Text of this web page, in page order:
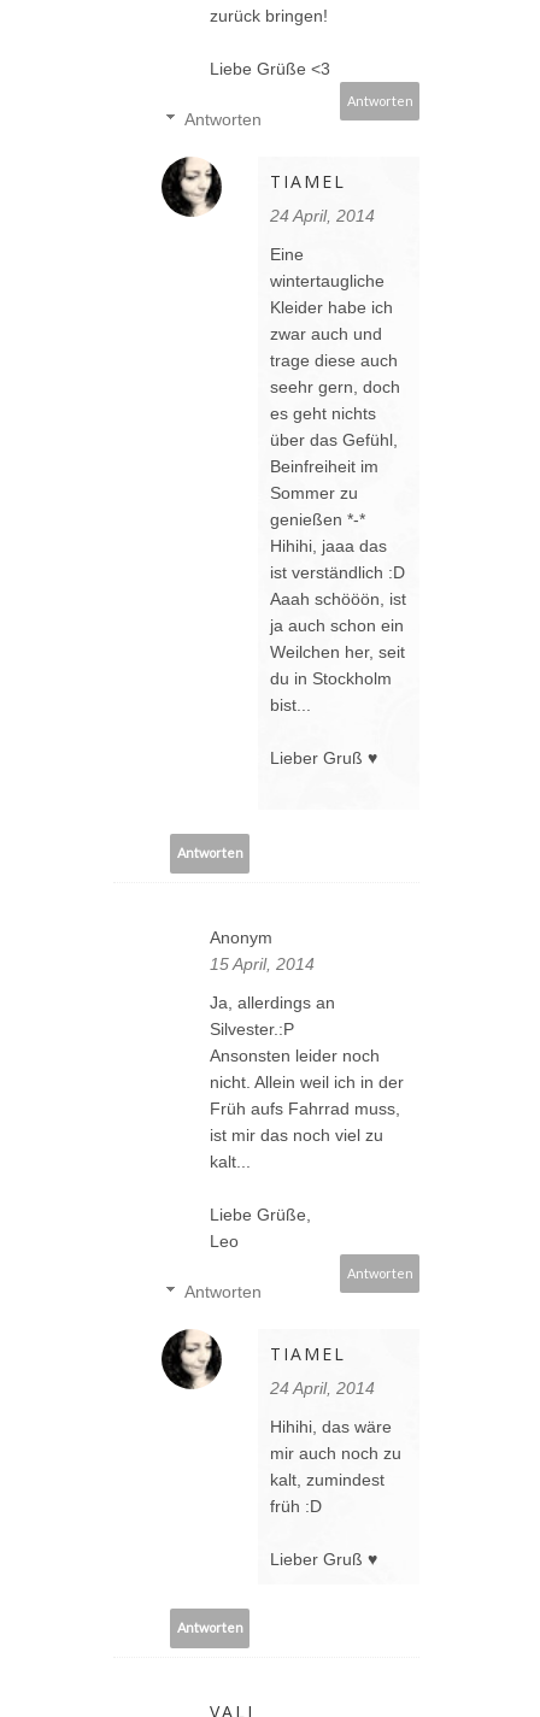
zurück bringen!
Liebe Grüße <3
Antworten
Antworten
TIAMEL
24 April, 2014
Eine
wintertaugliche
Kleider habe ich
zwar auch und
trage diese auch
seehr gern, doch
es geht nichts
über das Gefühl,
Beinfreiheit im
Sommer zu
genießen *-*
Hihihi, jaaa das
ist verständlich :D
Aaah schööön, ist
ja auch schon ein
Weilchen her, seit
du in Stockholm
bist...
Lieber Gruß ♥
Antworten
Anonym
15 April, 2014
Ja, allerdings an
Silvester.:P
Ansonsten leider noch
nicht. Allein weil ich in der
Früh aufs Fahrrad muss,
ist mir das noch viel zu
kalt...
Liebe Grüße,
Leo
Antworten
Antworten
TIAMEL
24 April, 2014
Hihihi, das wäre
mir auch noch zu
kalt, zumindest
früh :D
Lieber Gruß ♥
Antworten
VALI